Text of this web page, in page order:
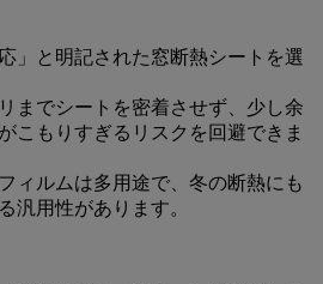
」と明記された窓断熱シートを選
までシートを密着させず、少し余
こもりすぎるリスクを回避できま
ィルムは多用途で、冬の断熱にも
汎用性があります。